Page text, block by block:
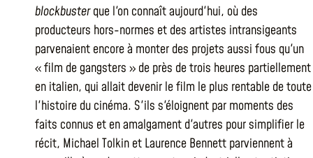
blockbusterque l'on connaît aujourd'hui, où des
producteurs hors-normes et des artistes intransigeants
parvenaient encore à monter des projets aussi fous qu'un
« film de gangsters » de près de trois heures partiellement
en italien, qui allait devenir le film le plus rentable de toute
l'histoire du cinéma. S'ils s'éloignent par moments des
faits connus et en amalgament d'autres pour simplifier le
récit, Michael Tolkin et Laurence Bennett parviennent à